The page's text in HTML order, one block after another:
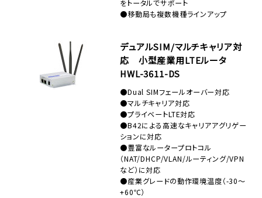
をトータルでサポート
●移動局も複数機種ラインアップ
デュアルSIM/マルチキャリア対
応 小型産業用LTEルータ
HWL-3611-DS
●Dual SIMフェールオーバー対応
●マルチキャリア対応
●プライベートLTE対応
●B42による高速なキャリアアグリゲー
ションに対応
●豊富なルータープロトコル
（NAT/DHCP/VLAN/ルーティング/VPN
など）に対応
●産業グレードの動作環境温度（-30～
+60℃）